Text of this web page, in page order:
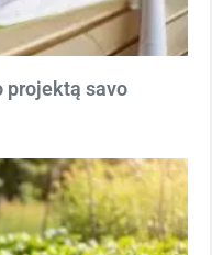
projektą savo